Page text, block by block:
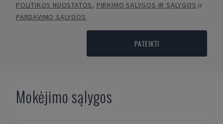
POLITIKOS NUOSTATOS, PIRKIMO SĄLYGOS IR SĄLYGOS ir
PARDAVIMO SĄLYGOS
PATEIKTI
Mokėjimo sąlygos